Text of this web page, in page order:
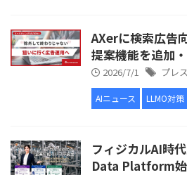
AXerに検索広告
提案機能を追加
2026/7/1 プレ
AIニュース LLMO対策
フィジカルAI時
Data Platform